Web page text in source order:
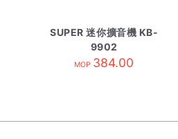
SUPER 迷你擴音機 KB-
9902
MOP 384.00